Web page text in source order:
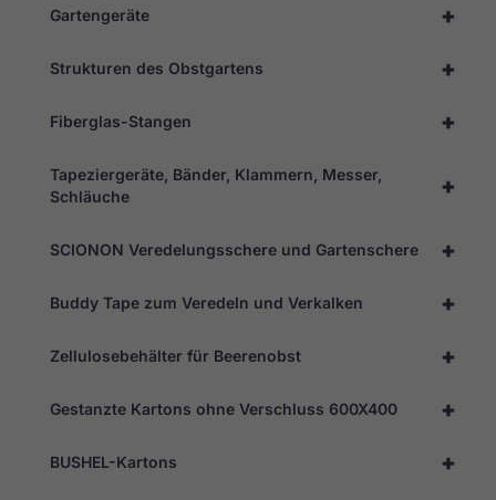
+
Gartengeräte
+
Strukturen des Obstgartens
+
Fiberglas-Stangen
+
Tapeziergeräte, Bänder, Klammern, Messer,
Schläuche
+
SCIONON Veredelungsschere und Gartenschere
+
Buddy Tape zum Veredeln und Verkalken
+
Zellulosebehälter für Beerenobst
+
Gestanzte Kartons ohne Verschluss 600X400
+
BUSHEL-Kartons